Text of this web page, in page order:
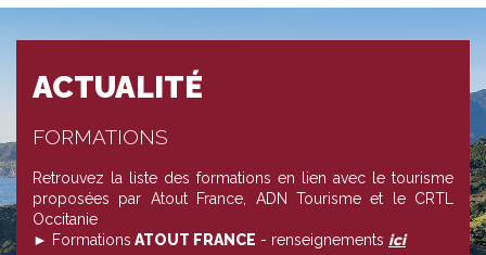
ACTUALITÉ
FORMATIONS
Retrouvez la liste des formations en lien avec le tourisme
proposées par Atout France, ADN Tourisme et le CRTL
Occitanie
► Formations ATOUT FRANCE - renseignements ici